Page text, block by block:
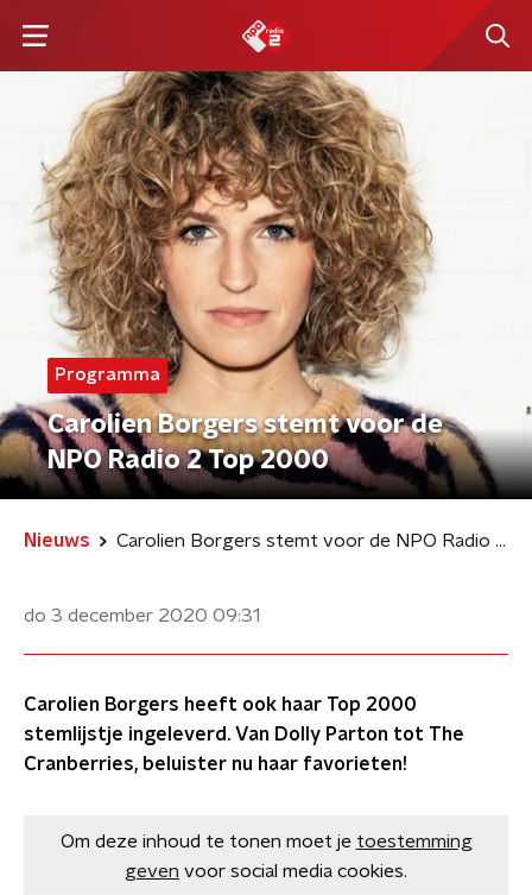
Programma
Carolien Borgers stemt voor de
NPO Radio 2 Top 2000
Nieuws Carolien Borgers stemt voor de NPO Radio 2 Top 2000
do 3 december 2020 09:31
Carolien Borgers heeft ook haar Top 2000
stemlijstje ingeleverd. Van Dolly Parton tot The
Cranberries, beluister nu haar favorieten!
Om deze inhoud te tonen moet je toestemming
geven voor social media cookies.